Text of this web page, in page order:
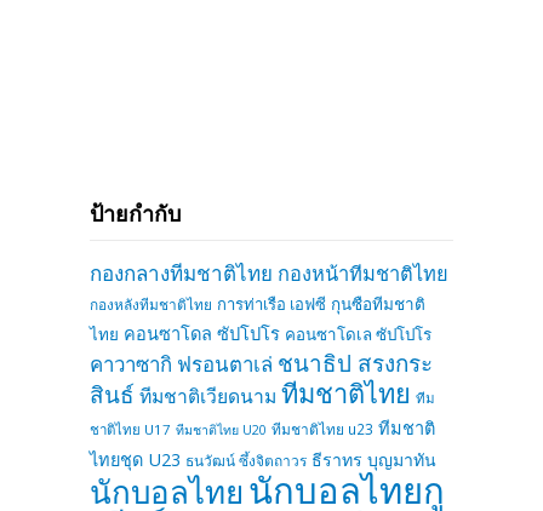
ป้ายกำกับ
กองกลางทีมชาติไทย กองหน้าทีมชาติไทย
กองหลังทีมชาติไทย การท่าเรือ เอฟซี กุนซือทีมชาติ
ไทย คอนซาโดล ซัปโปโร คอนซาโดเล ซัปโปโร
คาวาซากิ ฟรอนตาเล่ ชนาธิป สรงกระ
สินธ์ ทีมชาติเวียดนาม ทีมชาติไทย ทีม
ชาติไทย U17 ทีมชาติไทย U20 ทีมชาติไทย u23 ทีมชาติ
ไทยชุด U23 ธนวัฒน์ ซึ้งจิตถาวร ธีราทร บุญมาทัน
นักบอลไทยนักบอลไทยกู